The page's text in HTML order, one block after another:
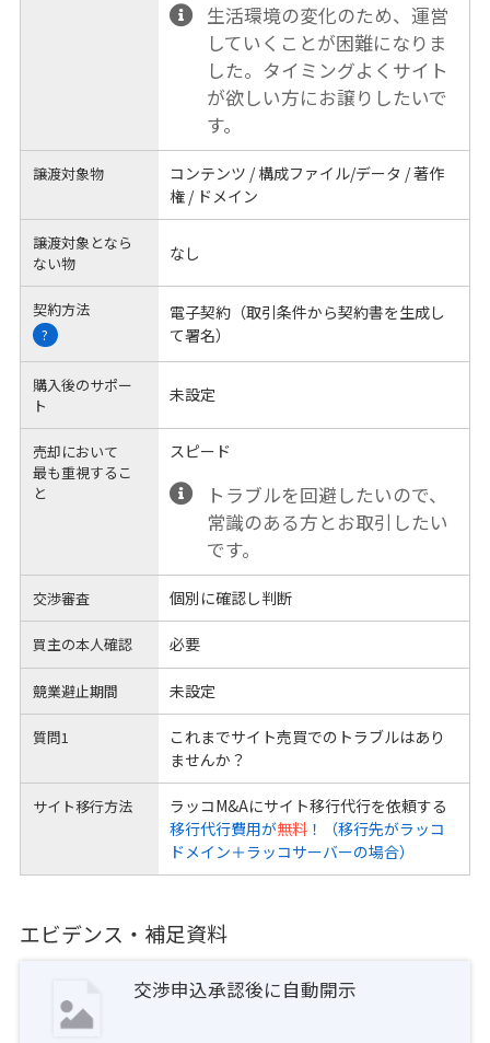
生活環境の変化のため、運営
していくことが困難になりま
した。タイミングよくサイト
が欲しい方にお譲りしたいで
す。
譲渡対象物
コンテンツ / 構成ファイル/データ / 著作
権 / ドメイン
譲渡対象となら
ない物
なし
契約方法
?
電子契約（取引条件から契約書を生成し
て署名）
購入後のサポー
ト
未設定
売却において
最も重視するこ
と
スピード
トラブルを回避したいので、
常識のある方とお取引したい
です。
交渉審査 個別に確認し判断
買主の本人確認 必要
競業避止期間 未設定
質問1
これまでサイト売買でのトラブルはあり
ませんか？
サイト移行方法
ラッコM&Aにサイト移行代行を依頼する
移行代行費用が無料！（移行先がラッコ
ドメイン＋ラッコサーバーの場合）
エビデンス・補足資料
交渉申込承認後に自動開示